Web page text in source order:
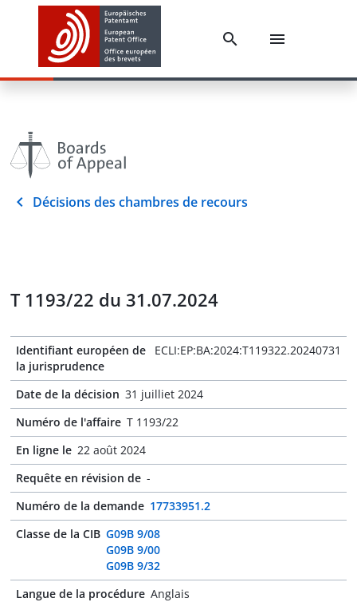
Décisions des chambres de recours
T 1193/22 du 31.07.2024
Identifiant européen de
la jurisprudence
ECLI:EP:BA:2024:T119322.20240731
Date de la décision 31 juilliet 2024
Numéro de l'affaire T 1193/22
En ligne le 22 août 2024
Requête en révision de -
Numéro de la demande 17733951.2
Classe de la CIB G09B 9/08
G09B 9/00
G09B 9/32
Langue de la procédure Anglais